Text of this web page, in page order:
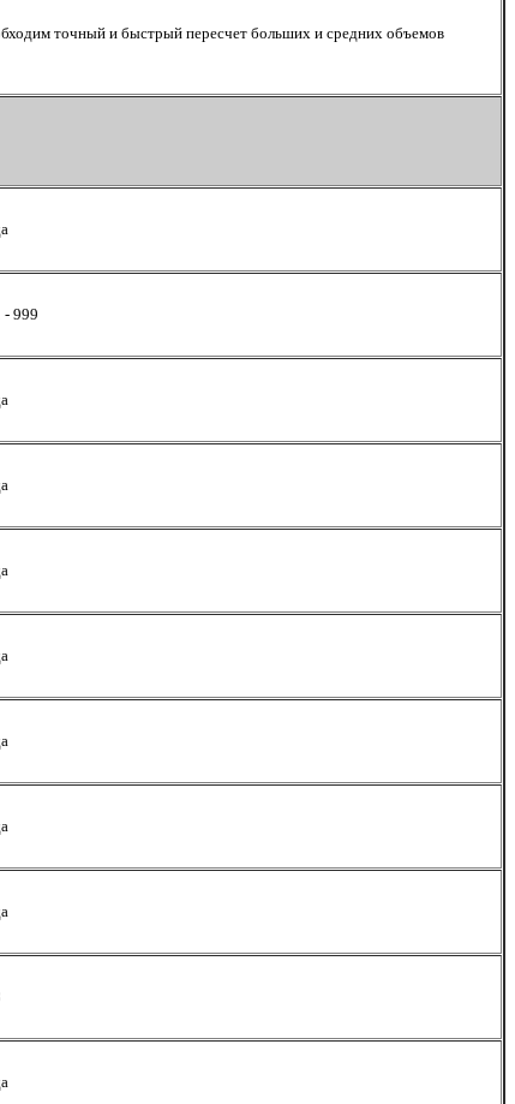
точный и быстрый пересчет больших и средних объемов
- 999